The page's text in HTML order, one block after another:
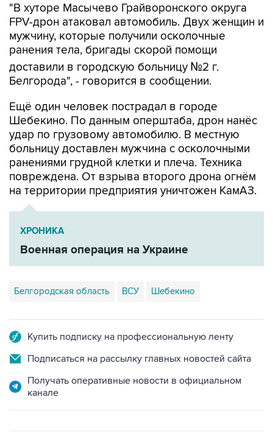
"В хуторе Масычево Грайворонского округа
FPV-дрон атаковал автомобиль. Двух женщин и
мужчину, которые получили осколочные
ранения тела, бригады скорой помощи
доставили в городскую больницу №2 г.
Белгорода", - говорится в сообщении.
Ещё один человек пострадал в городе
Шебекино. По данным оперштаба, дрон нанёс
удар по грузовому автомобилю. В местную
больницу доставлен мужчина с осколочными
ранениями грудной клетки и плеча. Техника
повреждена. От взрыва второго дрона огнём
на территории предприятия уничтожен КамАЗ.
ХРОНИКА
Военная операция на Украине
Белгородская область ВСУ Шебекино
Купить подписку на профессиональную ленту
Подписаться на рассылку главных новостей сайта
Получать оперативные новости в официальном
канале